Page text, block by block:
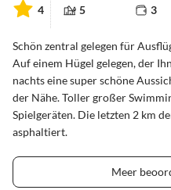
4 5 3
Schön zentral gelegen für
Auf einem Hügel gelegen, der
nachts eine super schöne
der Nähe. Toller großer
Spielgeräten. Die letzten 2 km
asphaltiert.
Meer